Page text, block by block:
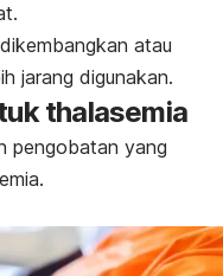
atau
jarang digunakan.
thalasemia
pengobatan yang